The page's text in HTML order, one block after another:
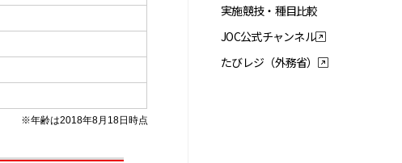
※年齢は2018年8月18日時点
実施競技・種目比較
JOC公式チャンネル
たびレジ（外務省）